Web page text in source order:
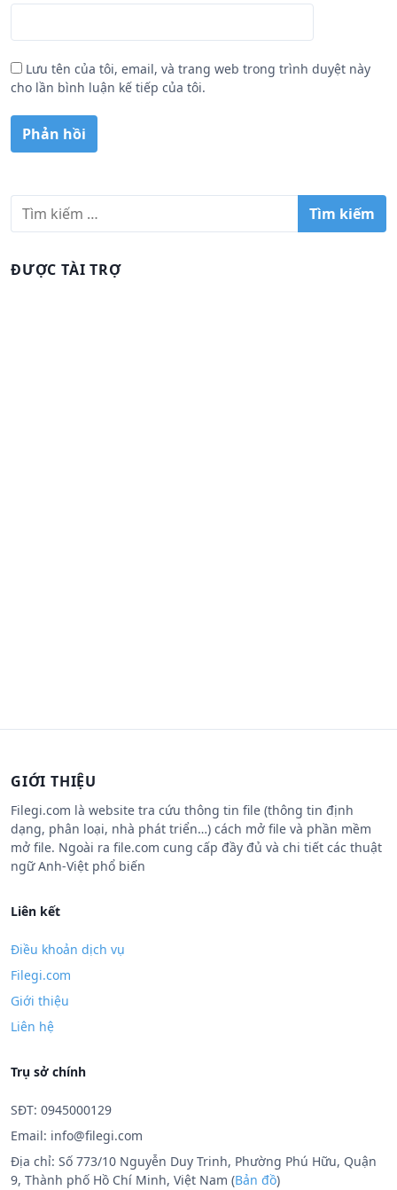
Lưu tên của tôi, email, và trang web trong trình duyệt này
cho lần bình luận kế tiếp của tôi.
iĐƯỢC TÀI TRỢ
GIỚI THIỆU
Filegi.com là website tra cứu thông tin file (thông tin định
dạng, phân loại, nhà phát triển…) cách mở file và phần mềm
mở file. Ngoài ra file.com cung cấp đầy đủ và chi tiết các thuật
ngữ Anh-Việt phổ biến
Liên kết
Điều khoản dịch vụ
Filegi.com
Giới thiệu
Liên hệ
Trụ sở chính
SĐT: 0945000129
Email: info@filegi.com
Địa chỉ: Số 773/10 Nguyễn Duy Trinh, Phường Phú Hữu, Quận
9, Thành phố Hồ Chí Minh, Việt Nam (Bản đồ)